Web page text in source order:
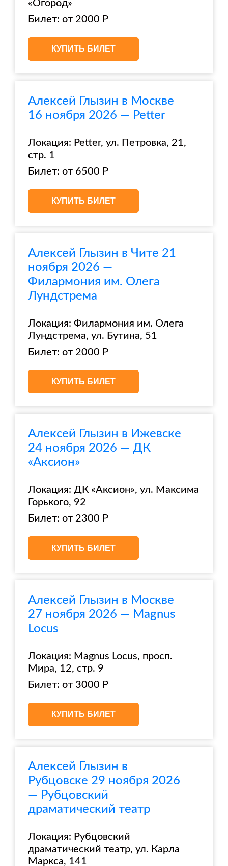
«Огород»
Билет: от 2000 Р
КУПИТЬ БИЛЕТ
Алексей Глызин в Москве
16 ноября 2026 — Petter
Локация: Petter, ул. Петровка, 21,
стр. 1
Билет: от 6500 Р
КУПИТЬ БИЛЕТ
Алексей Глызин в Чите 21
ноября 2026 —
Филармония им. Олега
Лундстрема
Локация: Филармония им. Олега
Лундстрема, ул. Бутина, 51
Билет: от 2000 Р
КУПИТЬ БИЛЕТ
Алексей Глызин в Ижевске
24 ноября 2026 — ДК
«Аксион»
Локация: ДК «Аксион», ул. Максима
Горького, 92
Билет: от 2300 Р
КУПИТЬ БИЛЕТ
Алексей Глызин в Москве
27 ноября 2026 — Magnus
Locus
Локация: Magnus Locus, просп.
Мира, 12, стр. 9
Билет: от 3000 Р
КУПИТЬ БИЛЕТ
Алексей Глызин в
Рубцовске 29 ноября 2026
— Рубцовский
драматический театр
Локация: Рубцовский
драматический театр, ул. Карла
Маркса, 141